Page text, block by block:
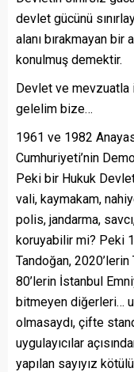
devlet gücünü
alanı bırakmayan bir
konulmuş demektir.
Devlet ve
gelelim bize…
1961 ve 1982
Cumhuriyeti’nin
Peki bir Hukuk
vali, kaymakam,
polis, jandarma,
koruyabilir mi? Peki
Tandoğan,
80’lerin İstanbul
bitmeyen diğerleri…
olmasaydı, çifte
uygulayıcılar
yapılan sayıyız